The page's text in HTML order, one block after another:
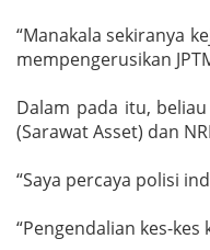
“Manakala sekiranya
mempengerusikan
Dalam pada itu,
(Sarawat Asset) dan
“Saya percaya polisi
“Pengendalian kes-